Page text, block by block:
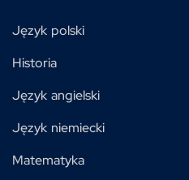
Język polski
Historia
Język angielski
Język niemiecki
Matematyka